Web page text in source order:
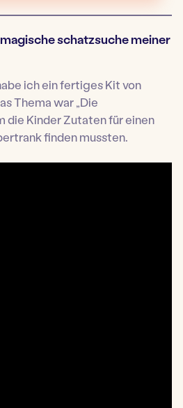
schatzsuche meiner
ich ein fertiges Kit von
Thema war „Die
die Kinder Zutaten für einen
finden mussten.